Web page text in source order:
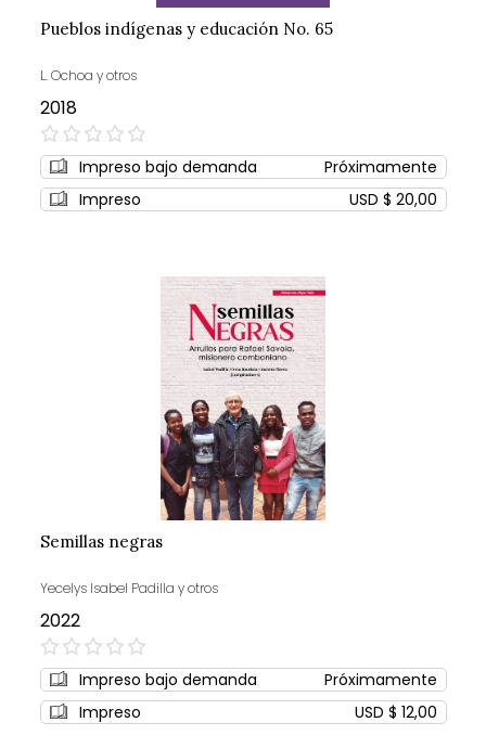
Pueblos indígenas y educación No. 65
L. Ochoa y otros
2018
0%
Impreso bajo demanda
Próximamente
Impreso
USD $ 20,00
Semillas negras
Yecelys Isabel Padilla y otros
2022
0%
Impreso bajo demanda
Próximamente
Impreso
USD $ 12,00